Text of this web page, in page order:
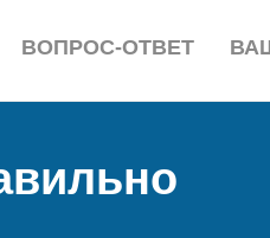
ВОПРОС-ОТВЕТ